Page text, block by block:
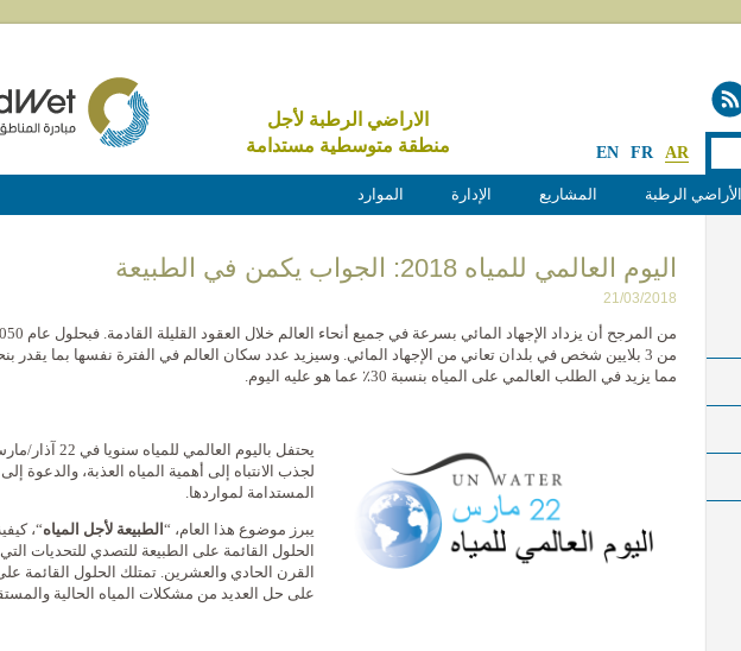
الاراضي الرطبة لأجل
منطقة متوسطية مستدامة
EN FR AR
الأراضي الرطبة المشاريع الإدارة الموارد
اليوم العالمي للمياه 2018: الجواب يكمن في الطبيعة
21/03/2018
من 3 بلايين شخص في بلدان تعاني من الإجهاد المائي. وسيزيد عدد سكان العالم في الفترة نفسها بما يقدر
مما يزيد في الطلب العالمي على المياه بنسبة 30٪ عما هو عليه اليوم.
يحتفل باليوم
لجذب الانتباه إلى أهمية المياه العذبة، والدعوة إلى
المستدامة لمواردها.
يبرز موضوع هذا العام، “ الطبيعة لأجل المياه“،
الحلول القائمة على الطبيعة للتصدي للتحديات
القرن الحادي والعشرين. تمتلك الحلول القائمة
على حل العديد من مشكلات المياه الحالية